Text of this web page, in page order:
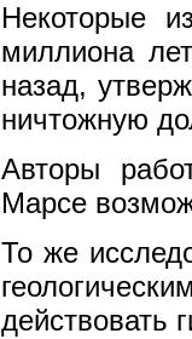
Некоторые
миллиона
назад,
ничтожную
Авторы
Марсе
То же
действовать